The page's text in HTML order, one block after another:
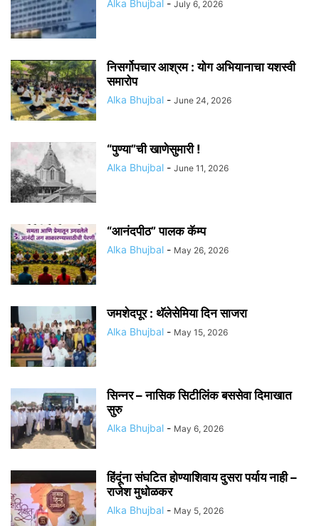
Alka Bhujbal - July 6, 2026
निसर्गोपचार आश्रम : योग अभियानाचा यशस्वी
समारोप
Alka Bhujbal - June 24, 2026
“पुण्या”ची खाणेसुमारी !
Alka Bhujbal - June 11, 2026
“आनंदपीठ” पालक कॅम्प
Alka Bhujbal - May 26, 2026
जमशेदपूर : थॅलेसेमिया दिन साजरा
Alka Bhujbal - May 15, 2026
सिन्नर – नासिक सिटीलिंक बससेवा दिमाखात
सुरु
Alka Bhujbal - May 6, 2026
हिंदूंना संघटित होण्याशिवाय दुसरा पर्याय नाही –
राजेश मुधोळकर
Alka Bhujbal - May 5, 2026